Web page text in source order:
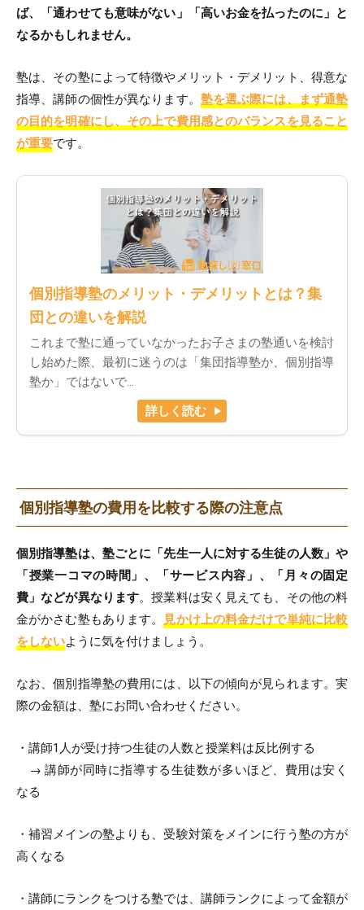
ば、「通わせても意味がない」「高いお金を払ったのに」と
なるかもしれません。
塾は、その塾によって特徴やメリット・デメリット、得意な
指導、講師の個性が異なります。 塾を選ぶ際には、まず通塾
の目的を明確にし、その上で費用感とのバランスを見ること
が重要です。
個別指導塾のメリット・デメリットとは？集
団との違いを解説
これまで塾に通っていなかったお子さまの塾通いを検討
し始めた際、最初に迷うのは「集団指導塾か、個別指導
塾か」ではないで…
詳しく読む
個別指導塾の費用を比較する際の注意点
個別指導塾は、塾ごとに「先生一人に対する生徒の人数」や
「授業一コマの時間」、「サービス内容」、「月々の固定
費」などが異なります。授業料は安く見えても、その他の料
金がかさむ塾もあります。
見かけ上の料金だけで単純に比較
をしないように気を付けましょう。
なお、個別指導塾の費用には、以下の傾向が見られます。実
際の金額は、塾にお問い合わせください。
・講師1人が受け持つ生徒の人数と授業料は反比例する
→ 講師が同時に指導する生徒数が多いほど、費用は安く
なる
・補習メインの塾よりも、受験対策をメインに行う塾の方が
高くなる
・講師にランクをつける塾では、講師ランクによって金額が